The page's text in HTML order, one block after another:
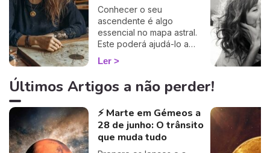
Conhecer o seu
ascendente é algo
essencial no mapa astral.
Este poderá ajudá-lo a
compreender o porquê de
alguns comportamentos e
que imagem transmite aos
outros… Calcule o seu
descubra como este
influencia o seu Signo Solar
e as suas relações. É um
Ler
Últimos Artigos a não perder!
⚡ Marte em Gémeos a
28 de junho: O trânsito
que muda tudo